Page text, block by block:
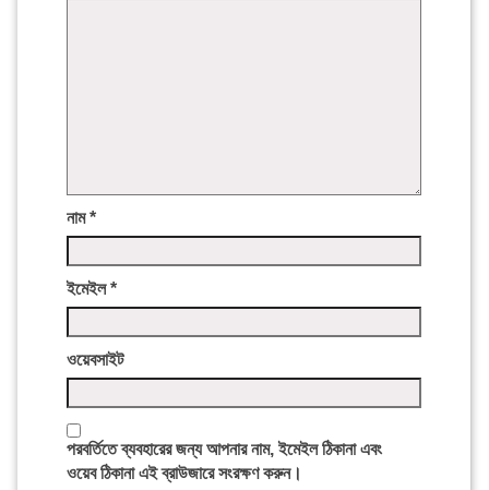
নাম*
ইমেইল*
ওয়েবসাইট
পরবর্তিতে ব্যবহারের জন্য আপনার নাম, ইমেইল ঠিকানা এবং
ওয়েব ঠিকানা এই ব্রাউজারে সংরক্ষণ করুন।